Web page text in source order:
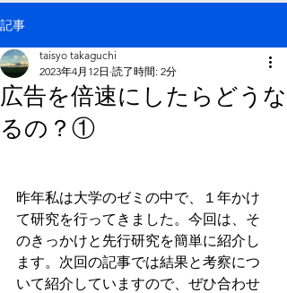
記事
広告を倍速にしたらどうな
るの？①
taisyo takaguchi
2023年4月12日 読了時間: 2分
昨年私は大学のゼミの中で、１年かけ
て研究を行ってきました。今回は、そ
のきっかけと先行研究を簡単に紹介し
ます。次回の記事では結果と考察につ
いて紹介していますので、ぜひ合わせ